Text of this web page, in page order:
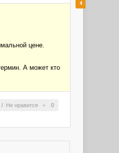
цене.
А может кто
/ Не нравится 0